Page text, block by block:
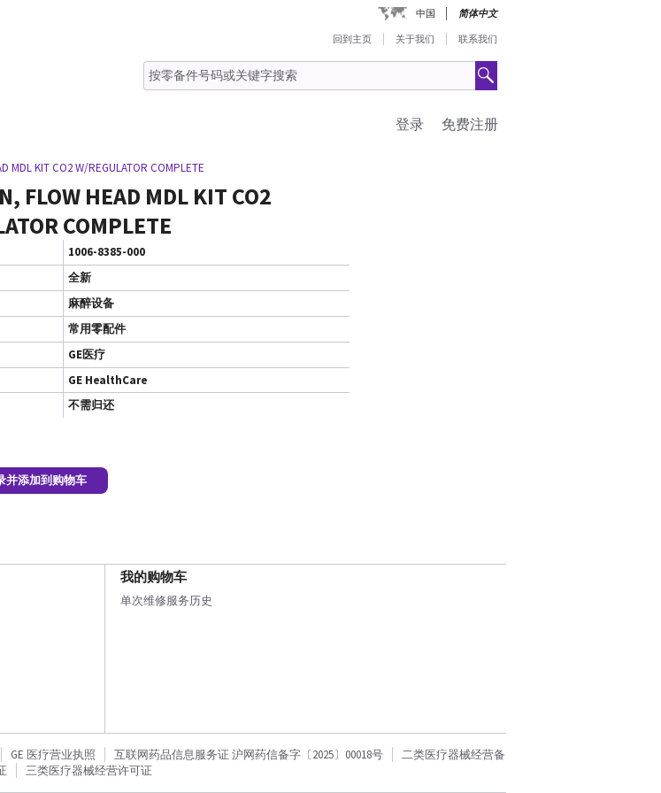
中国 简体中文
回到主页 关于我们 联系我们
免费注册
登录
MDL KIT CO2 W/REGULATOR COMPLETE
FLOW HEAD MDL KIT CO2
COMPLETE
1006-8385-000
全新
麻醉设备
常用零配件
GE医疗
GE HealthCare
不需归还
并添加到购物车
我的购物车
单次维修服务历史
GE 医疗营业执照 互联网药品信息服务证 沪网药信备字〔2025〕00018号
二类医疗器械经营备
三类医疗器械经营许可证